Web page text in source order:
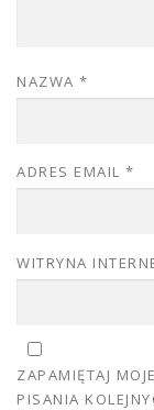
NAZWA *
ADRES EMAIL *
WITRYNA
ZAPAMIĘTAJ
PISANIA